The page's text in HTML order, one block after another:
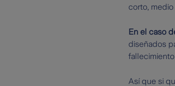
corto, medio
En el caso
diseñados
Así que si